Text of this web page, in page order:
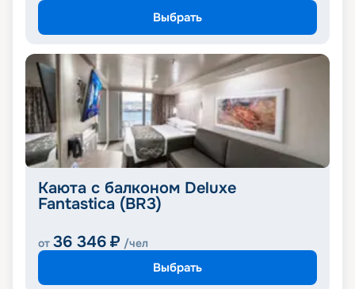
Выбрать
Каюта с балконом Deluxe
Fantastica (BR3)
от 36 346 ₽ /чел
Выбрать